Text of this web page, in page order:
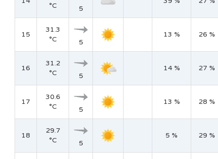
°C
5
15
31.3
°C
5
13 % 26 %
16
31.2
°C
5
14 % 27 %
17
30.6
°C
5
13 % 28 %
18
29.7
°C
5
5 % 29 %